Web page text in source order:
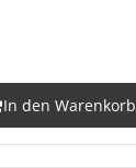
In den Warenkorb